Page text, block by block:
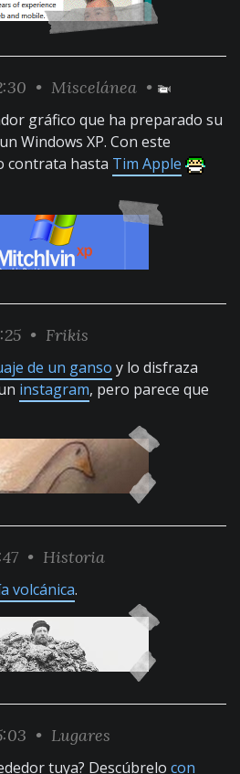
• Miscelánea •
gráfico que ha preparado su
Windows XP. Con este
contrata hasta Tim Apple
• Frikis
de un ganso y lo disfraza
instagram, pero parece que
• Historia
volcánica.
• Lugares
tuya? Descúbrelo con